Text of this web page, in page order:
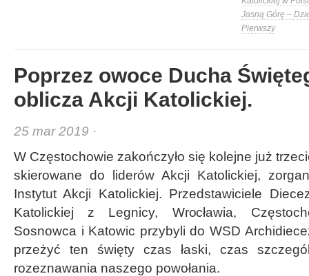
Jasną Górę –
Pierwszy
Poprzez owoce Ducha
oblicza Akcji Katolickiej.
25 mar 2019 ·
W Częstochowie zakończyło się kolejne już
skierowane do liderów Akcji Katolickiej,
Instytut Akcji Katolickiej. Przedstawiciele
Katolickiej z Legnicy, Wrocławia,
Sosnowca i Katowic przybyli do WSD
przeżyć ten święty czas łaski, czas
rozeznawania naszego powołania.